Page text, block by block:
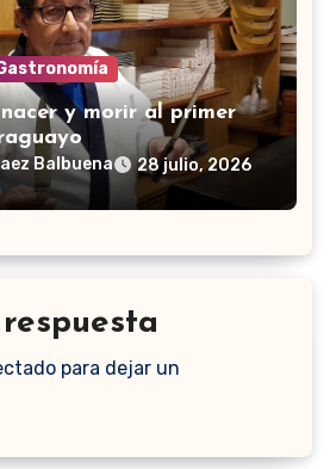
y morir al primer
Balbuena 28 julio, 2026
para dejar un